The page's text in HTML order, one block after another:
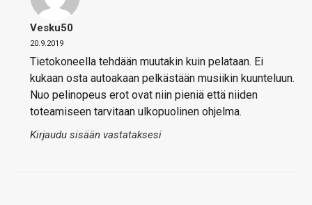
Vesku50
20.9.2019
Tietokoneella tehdään muutakin kuin pelataan. Ei
kukaan osta autoakaan pelkästään musiikin kuunteluun.
Nuo pelinopeus erot ovat niin pieniä että niiden
toteamiseen tarvitaan ulkopuolinen ohjelma.
Kirjaudu sisään vastataksesi